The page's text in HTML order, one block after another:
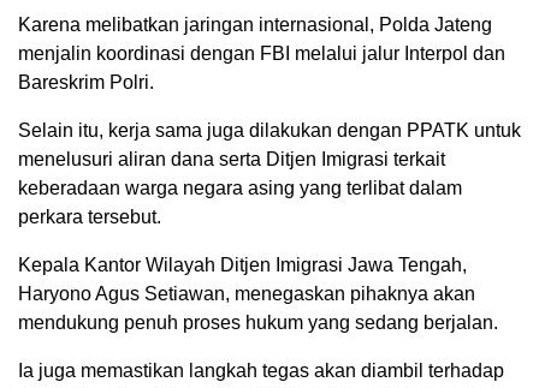
Karena melibatkan jaringan internasional, Polda Jateng
menjalin koordinasi dengan FBI melalui jalur Interpol dan
Bareskrim Polri.
Selain itu, kerja sama juga dilakukan dengan PPATK untuk
menelusuri aliran dana serta Ditjen Imigrasi terkait
keberadaan warga negara asing yang terlibat dalam
perkara tersebut.
Kepala Kantor Wilayah Ditjen Imigrasi Jawa Tengah,
Haryono Agus Setiawan, menegaskan pihaknya akan
mendukung penuh proses hukum yang sedang berjalan.
Ia juga memastikan langkah tegas akan diambil terhadap